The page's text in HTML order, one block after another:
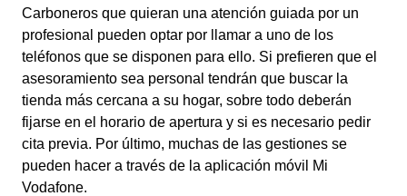
Carboneros que quieran una atención guiada por un
profesional pueden optar por llamar a uno de los
teléfonos que se disponen para ello. Si prefieren que el
asesoramiento sea personal tendrán que buscar la
tienda más cercana a su hogar, sobre todo deberán
fijarse en el horario de apertura y si es necesario pedir
cita previa. Por último, muchas de las gestiones se
pueden hacer a través de la aplicación móvil Mi
Vodafone.